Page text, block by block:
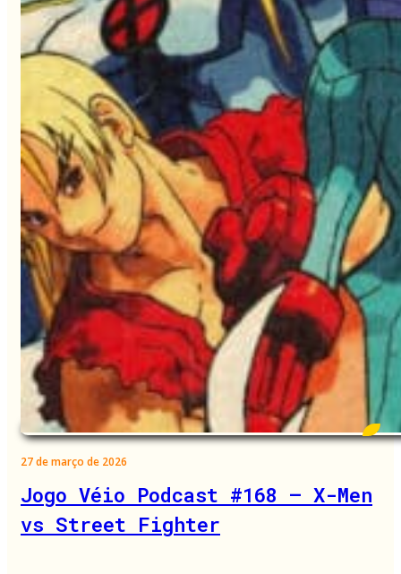
27 de março de 2026
Jogo Véio Podcast #168 – X-Men
vs Street Fighter